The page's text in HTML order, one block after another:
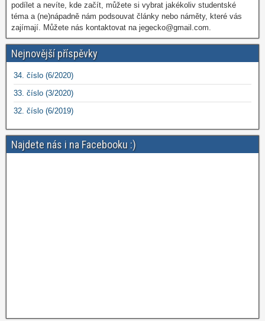
podílet a nevíte, kde začít, můžete si vybrat jakékoliv studentské
téma a (ne)nápadně nám podsouvat články nebo náměty, které vás
zajímají. Můžete nás kontaktovat na jegecko@gmail.com.
Nejnovější příspěvky
34. číslo (6/2020)
33. číslo (3/2020)
32. číslo (6/2019)
Najdete nás i na Facebooku :)